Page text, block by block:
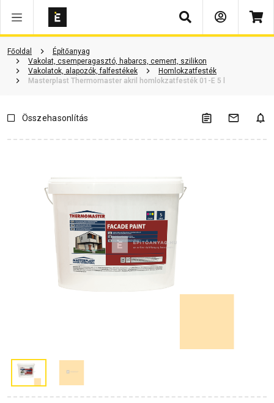
Keresés
Főoldal
Építőanyag
Vakolat, csemperagasztó, habarcs, cement, szilikon
Vakolatok, alapozók, falfestékek
Homlokzatfesték
Masterplast Thermomaster akril homlokzatfesték 01-E 5 l
Termékinformáció Kérdések és válaszok
Összehasonlítás